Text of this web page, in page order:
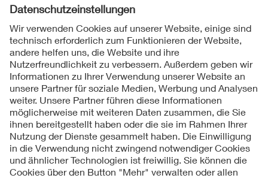
Folgen Sie uns
Kontakte
Service